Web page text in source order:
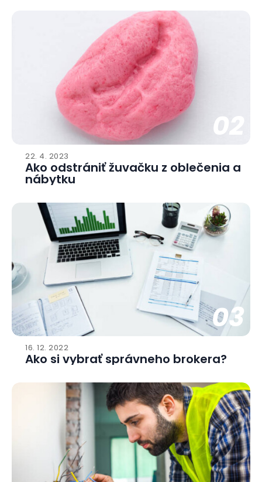
02
22. 4. 2023
Ako odstrániť žuvačku z oblečenia a
nábytku
03
16. 12. 2022
Ako si vybrať správneho brokera?